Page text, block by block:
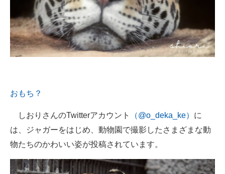
おもち？
しおりさんのTwitterアカウント （@o_deka_ke） に
は、ジャガーをはじめ、動物園で撮影したさまざまな動
物たちのかわいい姿が投稿されています。